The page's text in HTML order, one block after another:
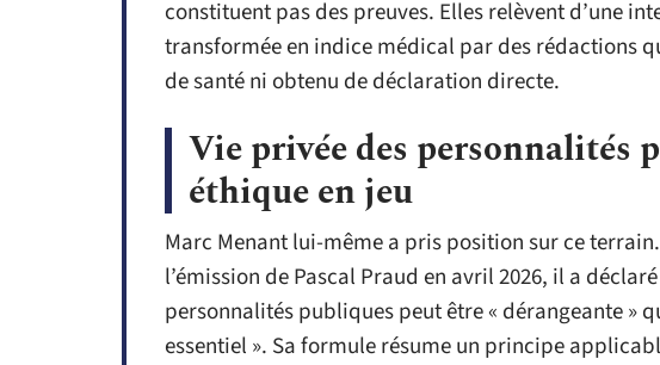
constituent pas des preuves. Elles relèvent d’une
transformée en indice médical par des rédactions
de santé ni obtenu de déclaration directe.
Vie privée des personnalités
éthique en jeu
Marc Menant lui-même a pris position sur ce
l’émission de Pascal Praud en avril 2026, il a
personnalités publiques peut être « dérangeante »
essentiel ». Sa formule résume un principe